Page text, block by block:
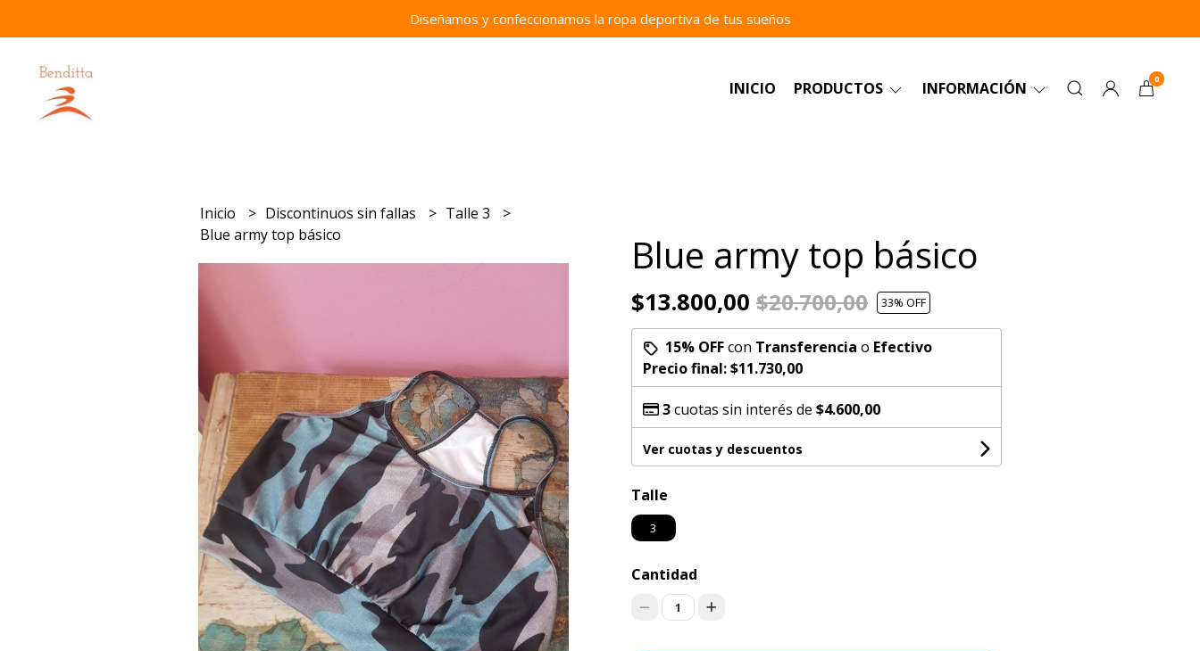
Diseñamos y confeccionamos la ropa deportiva de tus sueños
INICIO PRODUCTOS INFORMACIÓN 0
Inicio Discontinuos sin fallas
Talle 3
Blue army top básico
Blue army top básico
$13.800,00 $20.700,00 33% OFF
15% OFFcon Transferencia o Efectivo
Precio final:$11.730,00
3cuotas sin interés de $4.600,00
Ver cuotas y descuentos
Talle
3
Cantidad
1